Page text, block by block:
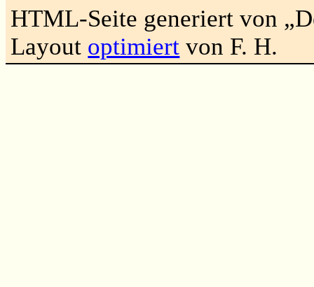
HTML-Seite generiert von
Layout optimiert von F. H.